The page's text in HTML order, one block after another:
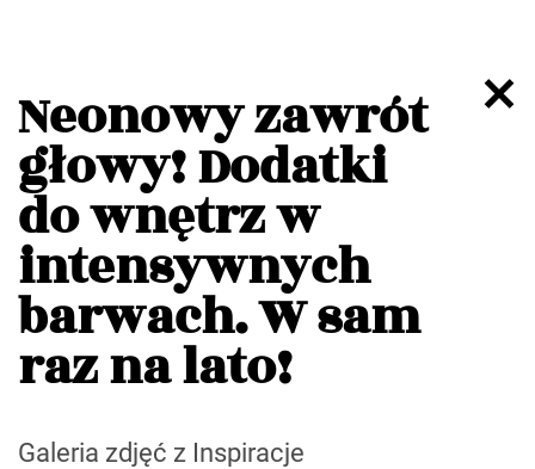
Neonowy zawrót
głowy! Dodatki
do wnętrz w
intensywnych
barwach. W sam
raz na lato!
Galeria zdjęć z Inspiracje